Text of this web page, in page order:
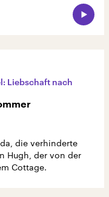
Liebschaft nach
die verhinderte
Hugh, der von der
Cottage.